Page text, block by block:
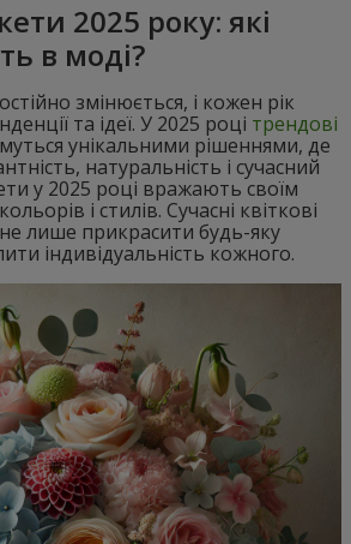
2025 року: які
в моді?
змінюється, і кожен рік
та ідеї. У 2025 році трендові
унікальними рішеннями, де
натуральність і сучасний
у 2025 році вражають своїм
і стилів. Сучасні квіткові
не лише прикрасити будь-яку
індивідуальність кожного.